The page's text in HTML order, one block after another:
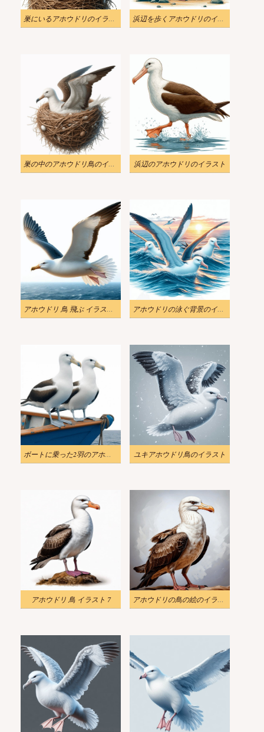
巣にいるアホウドリのイラスト 浜辺を歩くアホウドリのイラスト 2
巣の中のアホウドリ鳥のイラスト 浜辺のアホウドリのイラスト
アホウドリ 鳥 飛ぶ イラスト 4 アホウドリの泳ぐ背景のイラスト
ボートに乗った2羽のアホウドリのイラスト ユキアホウドリ鳥のイラスト
アホウドリ 鳥 イラスト 7 アホウドリの鳥の絵のイラスト